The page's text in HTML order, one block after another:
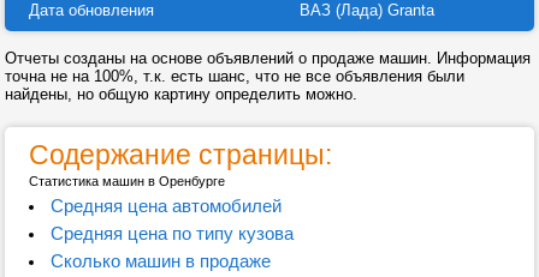
Дата обновления ВАЗ (Лада) Granta
Отчеты созданы на основе объявлений о продаже машин. Информация
точна не на 100%, т.к. есть шанс, что не все объявления были
найдены, но общую картину определить можно.
Содержание страницы:
Статистика машин в Оренбурге
Средняя цена автомобилей
Средняя цена по типу кузова
Сколько машин в продаже